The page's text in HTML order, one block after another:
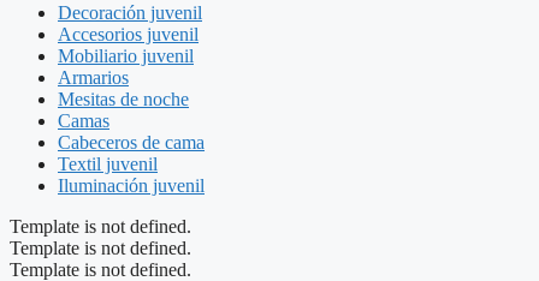
Decoración juvenil
Accesorios juvenil
Mobiliario juvenil
Armarios
Mesitas de noche
Camas
Cabeceros de cama
Textil juvenil
Iluminación juvenil
Template is not defined.
Template is not defined.
Template is not defined.